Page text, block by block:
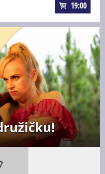
19:00